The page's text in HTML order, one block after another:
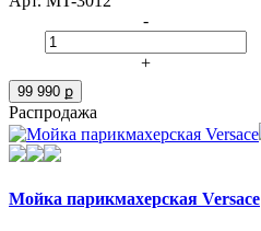
-
+
99 990 ք
Распродажа
Мойка парикмахерская Versace